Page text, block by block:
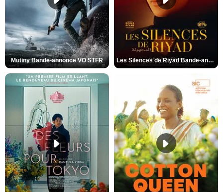
Mutiny Bande-annonce VO STFR Les Silences de Riyad Bande-annonce VO STFR